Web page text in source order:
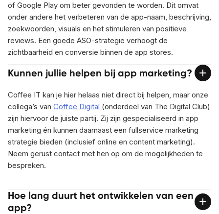
of Google Play om beter gevonden te worden. Dit omvat
onder andere het verbeteren van de app-naam, beschrijving,
zoekwoorden, visuals en het stimuleren van positieve
reviews. Een goede ASO-strategie verhoogt de
zichtbaarheid en conversie binnen de app stores.
Kunnen jullie helpen bij app marketing?
Coffee IT kan je hier helaas niet direct bij helpen, maar onze
collega’s van Coffee Digital (onderdeel van The Digital Club)
zijn hiervoor de juiste partij. Zij zijn gespecialiseerd in app
marketing én kunnen daarnaast een fullservice marketing
strategie bieden (inclusief online en content marketing).
Neem gerust contact met hen op om de mogelijkheden te
bespreken.
Hoe lang duurt het ontwikkelen van een
app?